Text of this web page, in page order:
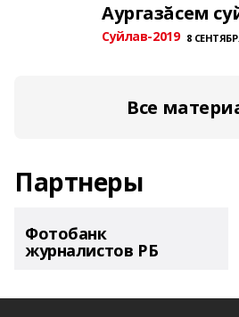
Аургазăсем
Суйлав-2019 8
Все
Партнеры
Фотобанк
журналистов РБ